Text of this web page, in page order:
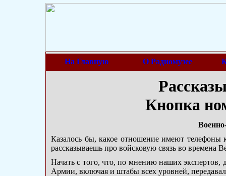
На Главную О Радиомузее
Кнопка
Казалось бы, какое отношение имеют телефоны
рассказываешь про войсковую связь во
Начать с того, что, по мнению наших
Армии, включая и штабы всех уровней,